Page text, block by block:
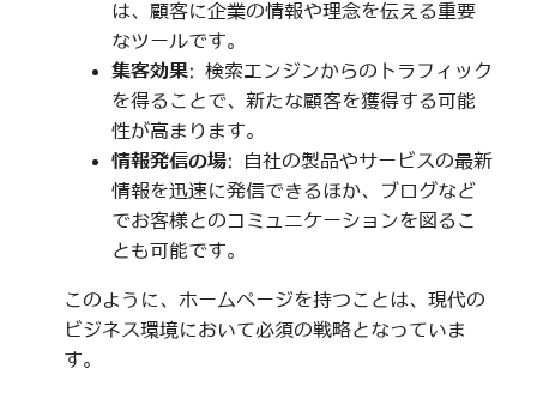
は、顧客に企業の情報や理念を伝える重要
なツールです。
集客効果: 検索エンジンからのトラフィック
を得ることで、新たな顧客を獲得する可能
性が高まります。
情報発信の場: 自社の製品やサービスの最新
情報を迅速に発信できるほか、ブログなど
でお客様とのコミュニケーションを図るこ
とも可能です。
このように、ホームページを持つことは、現代の
ビジネス環境において必須の戦略となっていま
す。